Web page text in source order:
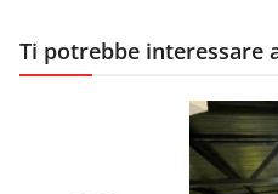
Ti potrebbe interessare